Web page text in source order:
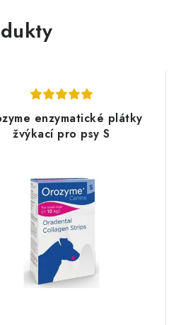
enzymatické plátky
žvýkací pro psy S